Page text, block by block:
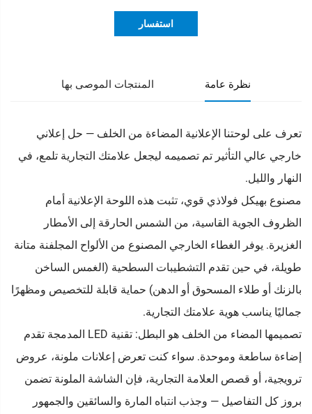
استفسار
نظرة عامة المنتجات الموصى بها
تعرف على لوحتنا الإعلانية المضاءة من الخلف — حل إعلاني
خارجي عالي التأثير تم تصميمه ليجعل علامتك التجارية تلمع، في
النهار والليل.
مصنوع بهيكل فولاذي قوي، تثبت هذه اللوحة الإعلانية أمام
الظروف الجوية القاسية، من الشمس الحارقة إلى الأمطار
الغزيرة. يوفر الغطاء الخارجي المصنوع من الألواح المجلفنة متانة
طويلة، في حين تقدم التشطيبات السطحية (الغمس الساخن
بالزنك أو طلاء المسحوق أو الدهن) حماية قابلة للتخصيص ومظهرًا
جماليًا يناسب هوية علامتك التجارية.
تصميمها المضاء من الخلف هو البطل: تقنية LED المدمجة تقدم
إضاءة ساطعة وموحدة. سواء كنت تعرض إعلانات ملونة، عروض
ترويجية، أو قصص العلامة التجارية، فإن الشاشة الملونة تضمن
بروز كل التفاصيل — وجذب انتباه المارة والسائقين والجمهور